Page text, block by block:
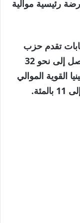
رئيسية موالية
تقدم حزب
العقد المدني الحاكم، إذ حظى بدعم يصل إلى نحو 32
القوية الموالي